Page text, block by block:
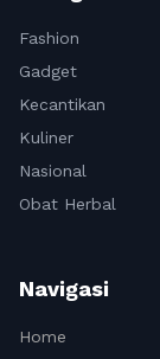
Fashion
Gadget
Kecantikan
Kuliner
Nasional
Obat Herbal
Navigasi
Home